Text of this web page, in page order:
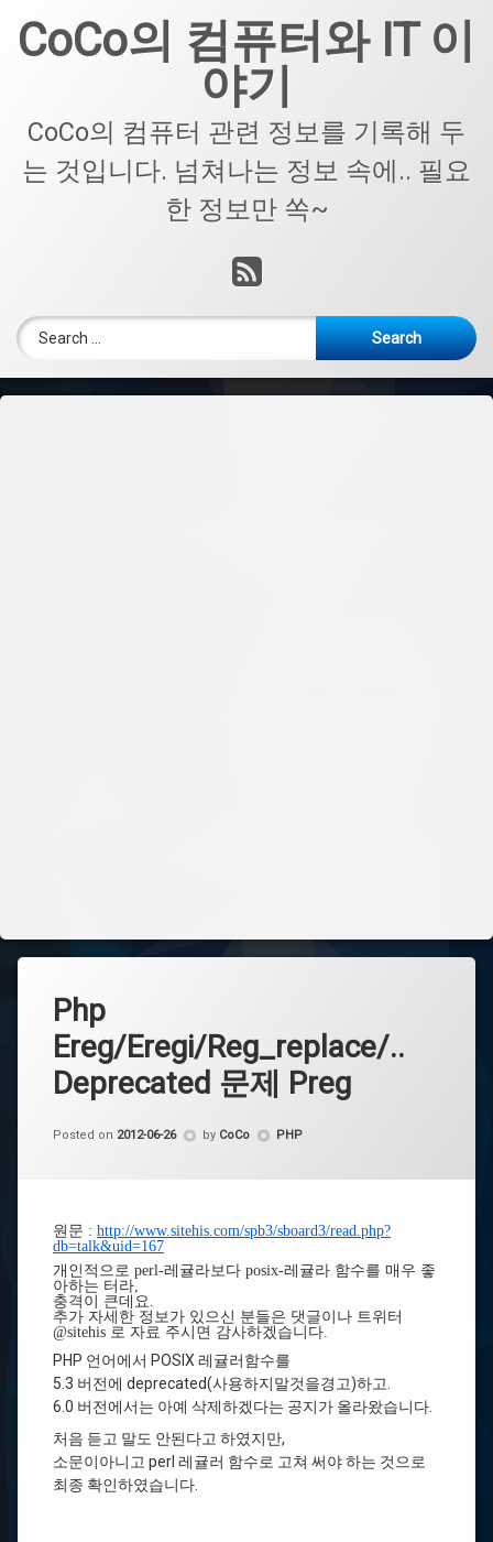
content
CoCo의 컴퓨터와 IT 이
야기
CoCo의 컴퓨터 관련 정보를 기록해 두
는 것입니다. 넘쳐나는 정보 속에.. 필요
한 정보만 쏙~
RSS
Search for:
Php
Ereg/Eregi/Reg_replace/..
Deprecated 문제 Preg
Posted on 2012-06-26 by CoCo Categories:
PHP
원문 : http://www.sitehis.com/spb3/sboard3/read.php?
db=talk&uid=167
개인적으로 perl-레귤라보다 posix-레귤라 함수를 매우 좋
아하는 터라,
충격이 큰데요.
추가 자세한 정보가 있으신 분들은 댓글이나 트위터
@sitehis 로 자료 주시면 감사하겠습니다.
PHP 언어에서 POSIX 레귤러함수를
5.3 버전에 deprecated(사용하지말것을경고)하고.
6.0 버전에서는 아예 삭제하겠다는 공지가 올라왔습니다.
처음 듣고 말도 안된다고 하였지만,
소문이아니고 perl 레귤러 함수로 고쳐 써야 하는 것으로
최종 확인하였습니다.